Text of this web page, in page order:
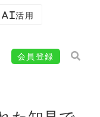
AI活用
会員登録